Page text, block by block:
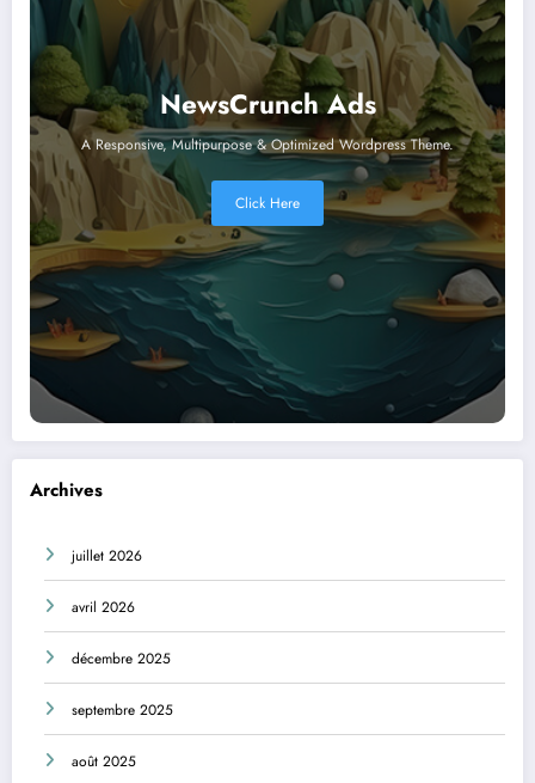
NewsCrunch Ads
A Responsive, Multipurpose & Optimized Wordpress Theme.
Click Here
Archives
juillet 2026
avril 2026
décembre 2025
septembre 2025
août 2025